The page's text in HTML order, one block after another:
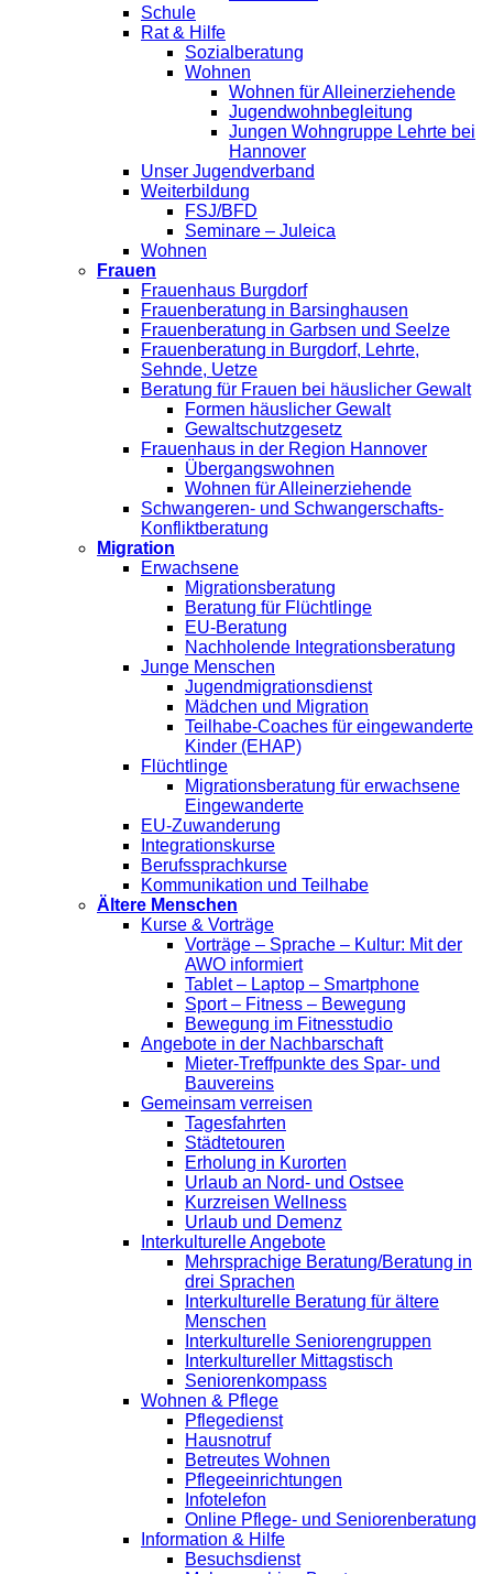
Schule
Rat & Hilfe
Sozialberatung
Wohnen
Wohnen für Alleinerziehende
Jugendwohnbegleitung
Jungen Wohngruppe Lehrte bei
Hannover
Unser Jugendverband
Weiterbildung
FSJ/BFD
Seminare – Juleica
Wohnen
Frauen
Frauenhaus Burgdorf
Frauenberatung in Barsinghausen
Frauenberatung in Garbsen und Seelze
Frauenberatung in Burgdorf, Lehrte,
Sehnde, Uetze
Beratung für Frauen bei häuslicher Gewalt
Formen häuslicher Gewalt
Gewaltschutzgesetz
Frauenhaus in der Region Hannover
Übergangswohnen
Wohnen für Alleinerziehende
Schwangeren- und Schwangerschafts-
Konfliktberatung
Migration
Erwachsene
Migrationsberatung
Beratung für Flüchtlinge
EU-Beratung
Nachholende Integrationsberatung
Junge Menschen
Jugendmigrationsdienst
Mädchen und Migration
Teilhabe-Coaches für eingewanderte
Kinder (EHAP)
Flüchtlinge
Migrationsberatung für erwachsene
Eingewanderte
EU-Zuwanderung
Integrationskurse
Berufssprachkurse
Kommunikation und Teilhabe
Ältere Menschen
Kurse & Vorträge
Vorträge – Sprache – Kultur: Mit der
AWO informiert
Tablet – Laptop – Smartphone
Sport – Fitness – Bewegung
Bewegung im Fitnesstudio
Angebote in der Nachbarschaft
Mieter-Treffpunkte des Spar- und
Bauvereins
Gemeinsam verreisen
Tagesfahrten
Städtetouren
Erholung in Kurorten
Urlaub an Nord- und Ostsee
Kurzreisen Wellness
Urlaub und Demenz
Interkulturelle Angebote
Mehrsprachige Beratung/Beratung in
drei Sprachen
Interkulturelle Beratung für ältere
Menschen
Interkulturelle Seniorengruppen
Interkultureller Mittagstisch
Seniorenkompass
Wohnen & Pflege
Pflegedienst
Hausnotruf
Betreutes Wohnen
Pflegeeinrichtungen
Infotelefon
Online Pflege- und Seniorenberatung
Information & Hilfe
Besuchsdienst